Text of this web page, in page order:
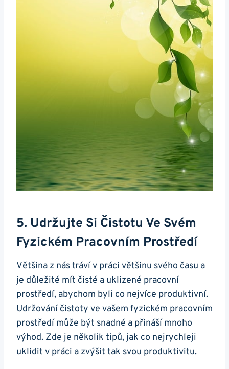
5. Udržujte Si Čistotu Ve Svém
Fyzickém Pracovním Prostředí
Většina z nás tráví v práci většinu svého času a
je důležité mít čisté a uklizené pracovní
prostředí, abychom byli co nejvíce produktivní.
Udržování čistoty ve vašem fyzickém pracovním
prostředí může být snadné a přináší mnoho
výhod. Zde je několik tipů, jak co nejrychleji
uklidit v práci a zvýšit tak svou produktivitu.